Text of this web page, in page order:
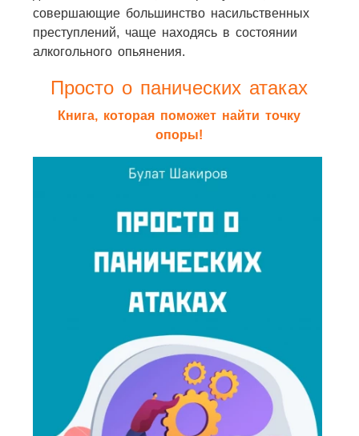
совершающие большинство насильственных
преступлений, чаще находясь в состоянии
алкогольного опьянения.
Просто о панических атаках
Книга, которая поможет найти точку
опоры!